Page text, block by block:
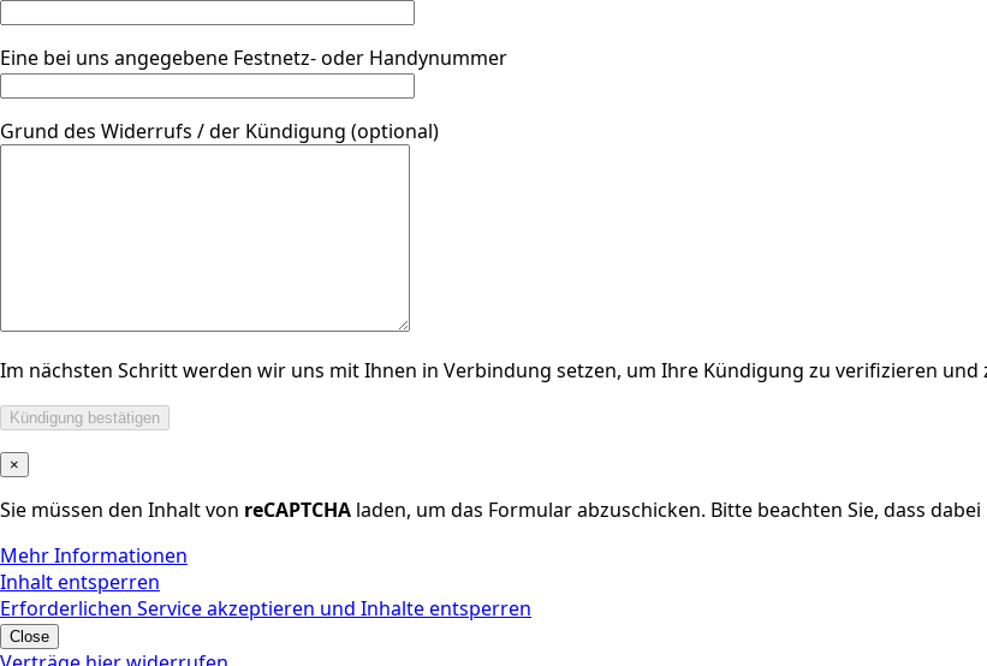
Eine bei uns angegebene Festnetz- oder Handynummer
Grund des Widerrufs / der Kündigung (optional)
Im nächsten Schritt werden wir uns mit Ihnen in Verbindung setzen, um Ihre Kündigung zu verifizieren und
×
Sie müssen den Inhalt von reCAPTCHA laden, um das Formular abzuschicken. Bitte beachten Sie, dass
Mehr Informationen
Inhalt entsperren
Erforderlichen Service akzeptieren und Inhalte entsperren
Close